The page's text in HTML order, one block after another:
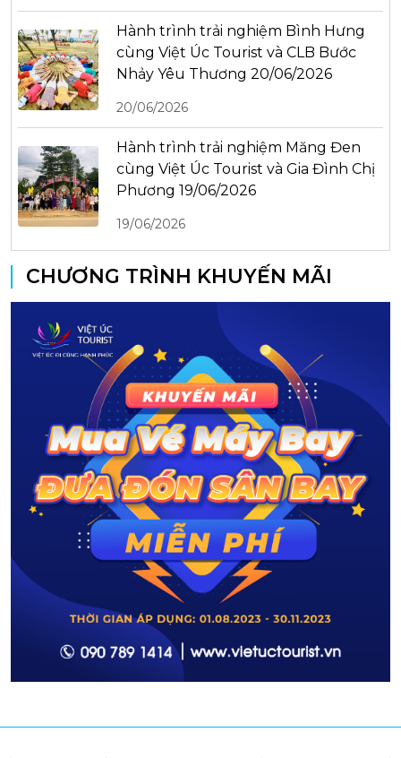
Hành trình trải nghiệm Bình Hưng
cùng Việt Úc Tourist và CLB Bước
Nhảy Yêu Thương 20/06/2026
20/06/2026
Hành trình trải nghiệm Măng Đen
cùng Việt Úc Tourist và Gia Đình Chị
Phương 19/06/2026
19/06/2026
CHƯƠNG TRÌNH KHUYẾN MÃI